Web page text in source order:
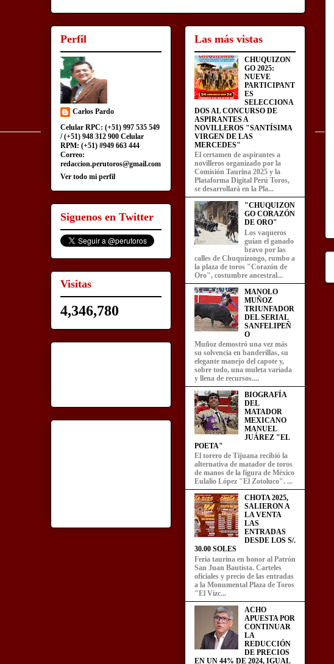
Perfil
Carlos Pardo
Celular RPC: (+51) 997 535 549
/ (+51) 948 312 900 Celular
RPM: (+51) #949 663 444
Correo:
redaccion.perutoros@gmail.com
Ver todo mi perfil
Siguenos en Twitter
Visitas
4,346,780
Las más vistas
CHUQUIZON
GO 2025:
NUEVE
PARTICIPANT
ES
SELECCIONA
DOS AL CONCURSO DE
ASPIRANTES A
NOVILLEROS "SANTÍSIMA
VIRGEN DE LAS
MERCEDES"
El certamen de aspirantes a
novilleros organizado por la
Comisión Taurina 2025 y la
Plataforma Digital Perú Toros,
se desarrollará en la Pla...
"CHUQUIZON
GO CORAZÓN
DE ORO"
Los vaqueros
guían el ganado
bravo por las
calles de Chuquizongo, rumbo a
la plaza de toros "Corazón de
Oro", costumbre ancestral...
MANOLO
MUÑOZ
TRIUNFADOR
DEL SERIAL
SANFELIPEÑ
O
Muñoz demostró una vez más
su solvencia en banderillas, su
elegante manejo del capote y,
sobre todo, una muleta variada
y llena de recursos....
BIOGRAFÍA
DEL
MATADOR
MEXICANO
MANUEL
JUÁREZ "EL
POETA"
El torero de Tijuana recibió la
alternativa de matador de toros
de manos de la figura de México
Eulalio López "El Zotoluco". ...
CHOTA 2025,
SALIERON A
LA VENTA
LAS
ENTRADAS
DESDE LOS S/.
30.00 SOLES
Feria taurina en honor al Patrón
San Juan Bautista. Carteles
oficiales y precio de las entradas
a la Monumental Plaza de Toros
"El Vizc...
ACHO
APUESTA POR
CONTINUAR
LA
REDUCCIÓN
DE PRECIOS
EN UN 44% DE 2024, IGUAL